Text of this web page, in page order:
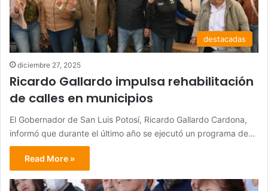
destacadas
diciembre 27, 2025
Ricardo Gallardo impulsa rehabilitación
de calles en municipios
El Gobernador de San Luis Potosí, Ricardo Gallardo Cardona,
informó que durante el último año se ejecutó un programa de…
Read More »